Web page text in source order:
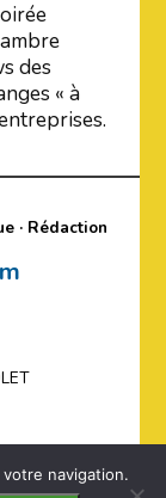
des
« à
· Rédaction
navigation.